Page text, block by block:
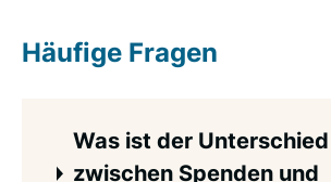
Häufige Fragen
Was ist der Unterschied
zwischen Spenden und